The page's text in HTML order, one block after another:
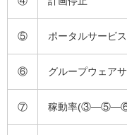
⑤ ポータルサービ
⑥ グループウェア
⑦ 稼動率